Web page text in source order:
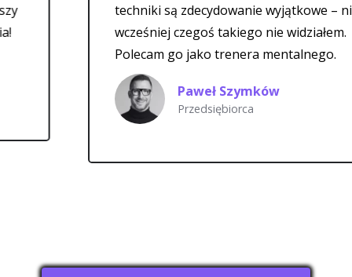
techniki są zdecydowanie wyjątkowe – nigdy
wcześniej czegoś takiego nie widziałem.
Polecam go jako trenera mentalnego.
Paweł Szymków
Przedsiębiorca